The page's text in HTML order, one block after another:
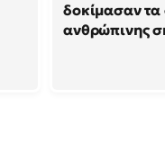
δοκίμασαν τα
ανθρώπινης